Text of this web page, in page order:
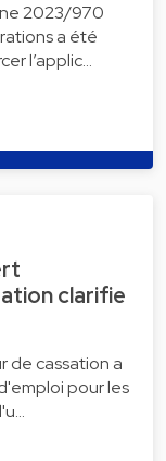
2023/970
a été
l’applic…
clarifie
de cassation a
pour les